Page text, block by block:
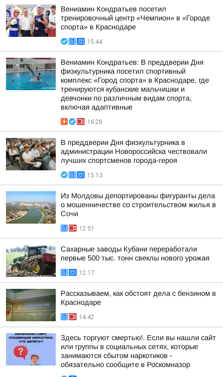
Вениамин Кондратьев посетил
тренировочный центр «Чемпион» в «Городе
спорта» в Краснодаре
15:44
Вениамин Кондратьев: В преддверии Дня
физкультурника посетил спортивный
комплекс «Город спорта» в Краснодаре, где
тренируются кубанские мальчишки и
девчонки по различным видам спорта,
включая адаптивные
16:28
В преддверии Дня физкультурника в
администрации Новороссийска чествовали
лучших спортсменов города-героя
15:13
Из Молдовы депортированы фигуранты дела
о мошенничестве со строительством жилья в
Сочи
12:51
Сахарные заводы Кубани переработали
первые 500 тыс. тонн свеклы нового урожая
12:17
Рассказываем, как обстоят дела с бензином в
Краснодаре
14:42
Здесь торгуют смертью!. Если вы нашли сайт
или группы в социальных сетях, которые
занимаются сбытом наркотиков -
обязательно сообщите в Роскомназор